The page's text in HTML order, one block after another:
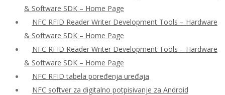
& Software SDK – Home Page
NFC RFID Reader Writer Development Tools – Hardware
& Software SDK – Home Page
NFC RFID Reader Writer Development Tools – Hardware
& Software SDK – Home Page
NFC RFID tabela poređenja uređaja
NFC softver za digitalno potpisivanje za Android